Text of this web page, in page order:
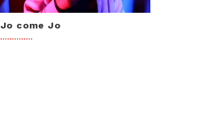
Jo come Jo